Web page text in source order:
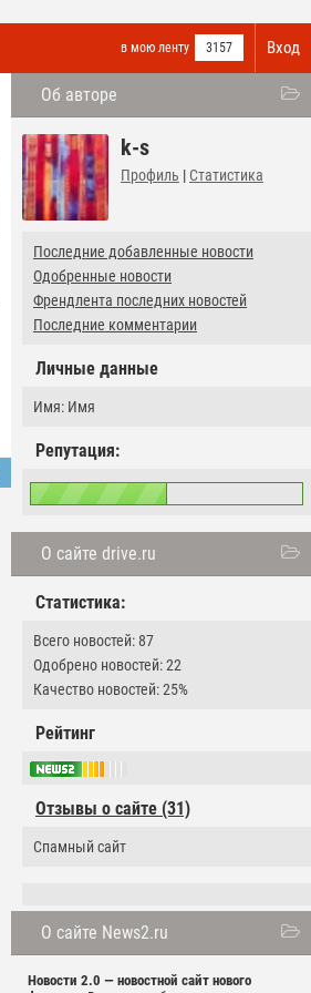
Вход
в мою ленту 3157
Об авторе
k-s
Профиль | Статистика
Последние добавленные новости
Одобренные новости
Френдлента последних новостей
Последние комментарии
Личные данные
Имя: Имя
Репутация:
О сайте drive.ru
Статистика:
Всего новостей: 87
Одобрено новостей: 22
Качество новостей: 25%
Рейтинг
Отзывы о сайте (31)
Спамный сайт
О сайте News2.ru
Новости 2.0 — новостной сайт нового